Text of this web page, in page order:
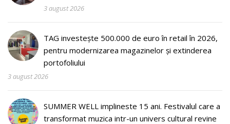
3 august 2026
TAG investește 500.000 de euro în retail în 2026,
pentru modernizarea magazinelor și extinderea
portofoliului
3 august 2026
SUMMER WELL implineste 15 ani. Festivalul care a
transformat muzica intr-un univers cultural revine